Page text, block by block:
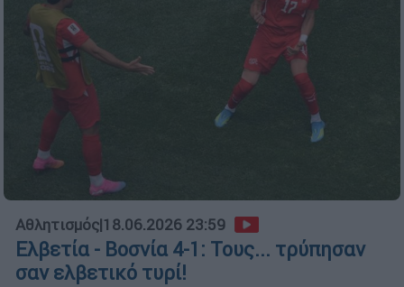
Αθλητισμός|18.06.2026 23:59
Ελβετία - Βοσνία 4-1: Τους... τρύπησαν
σαν ελβετικό τυρί!